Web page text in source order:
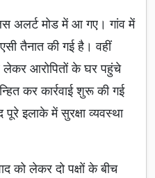
अलर्ट मोड में आ गए। गांव में
तैनात की गई है। वहीं
लेकर आरोपितों के घर पहुंचे
कर कार्रवाई शुरू की गई
इलाके में सुरक्षा व्यवस्था
को लेकर दो पक्षों के बीच